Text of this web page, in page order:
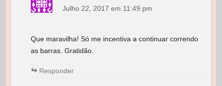
Julho 22, 2017 em 11:49 pm
Que maravilha! Só me incentiva a continuar correndo
as barras. Gratidão.
Responder